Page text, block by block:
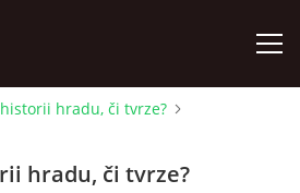
hradu, či tvrze?
hradu, či tvrze?